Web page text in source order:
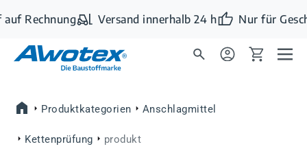
Zum Hauptinhalt springen
auf Rechnung Versand innerhalb 24 h Nur für
Produktkategorien Anschlagmittel
Kettenprüfung produkt